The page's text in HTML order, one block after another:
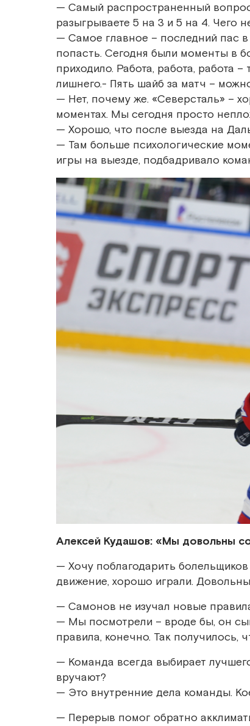
— Самый распространенный
разыгрываете 5 на 3 и 5 на 4. Чего
— Самое главное – последний пас
попасть. Сегодня были моменты в
приходило. Работа, работа, работа
лишнего.- Пять шайб за матч –
— Нет, почему же. «Северсталь» –
моментах. Мы сегодня просто
— Хорошо, что после выезда на
— Там больше психологические
игры на выезде, подбадривало
Алексей Кудашов: «Мы довольны
— Хочу поблагодарить
движение, хорошо играли.
— Самонов не изучал новые
— Мы посмотрели – вроде бы, он
правила, конечно. Так получилось,
— Команда всегда выбирает
вручают?
— Это внутренние дела команды.
— Перерыв помог обратно